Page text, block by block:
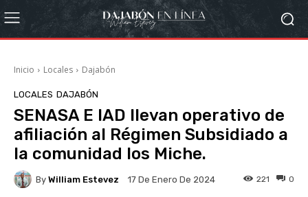
Inicio Locales Dajabón
LOCALES DAJABÓN
SENASA E IAD llevan operativo de
afiliación al Régimen Subsidiado a
la comunidad los Miche.
By William Estevez 17 De Enero De 2024 0
221